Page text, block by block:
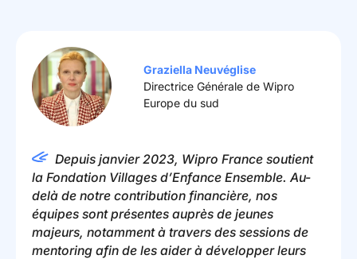
Graziella Neuvéglise
Directrice Générale de Wipro
Europe du sud
Depuis janvier 2023, Wipro France soutient
la Fondation Villages d’Enfance Ensemble. Au-
delà de notre contribution financière, nos
équipes sont présentes auprès de jeunes
majeurs, notamment à travers des sessions de
mentoring afin de les aider à développer leurs